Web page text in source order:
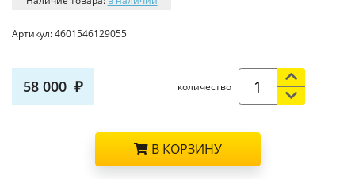
Артикул:4601546129055
58 000 количество
В КОРЗИНУ